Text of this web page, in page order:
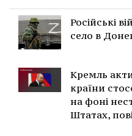
Російські
село в
Кремль
країни
на фоні
Штатах,